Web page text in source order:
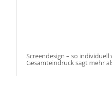
Screendesign – so individuell
Gesamteindruck sagt mehr